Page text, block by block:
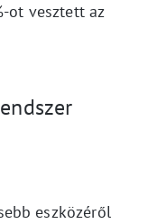
ot vesztett az
eszközéről